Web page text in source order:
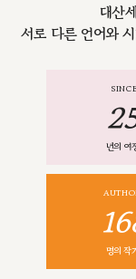
대산
서로 다른 언어와
SINCE
년의 여
명의 작